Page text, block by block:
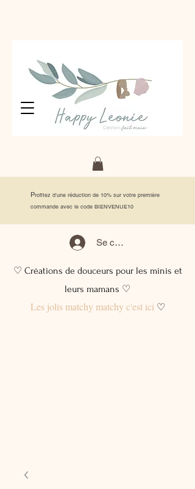
Profitez d'une réduction de 10% sur votre première
commande avec le code BIENVENUE10
Se connecter
♡ Créations de douceurs pour les minis et
leurs mamans ♡
Les jolis matchy matchy c'est ici♡